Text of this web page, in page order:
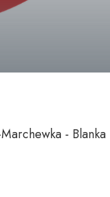
- Blanka